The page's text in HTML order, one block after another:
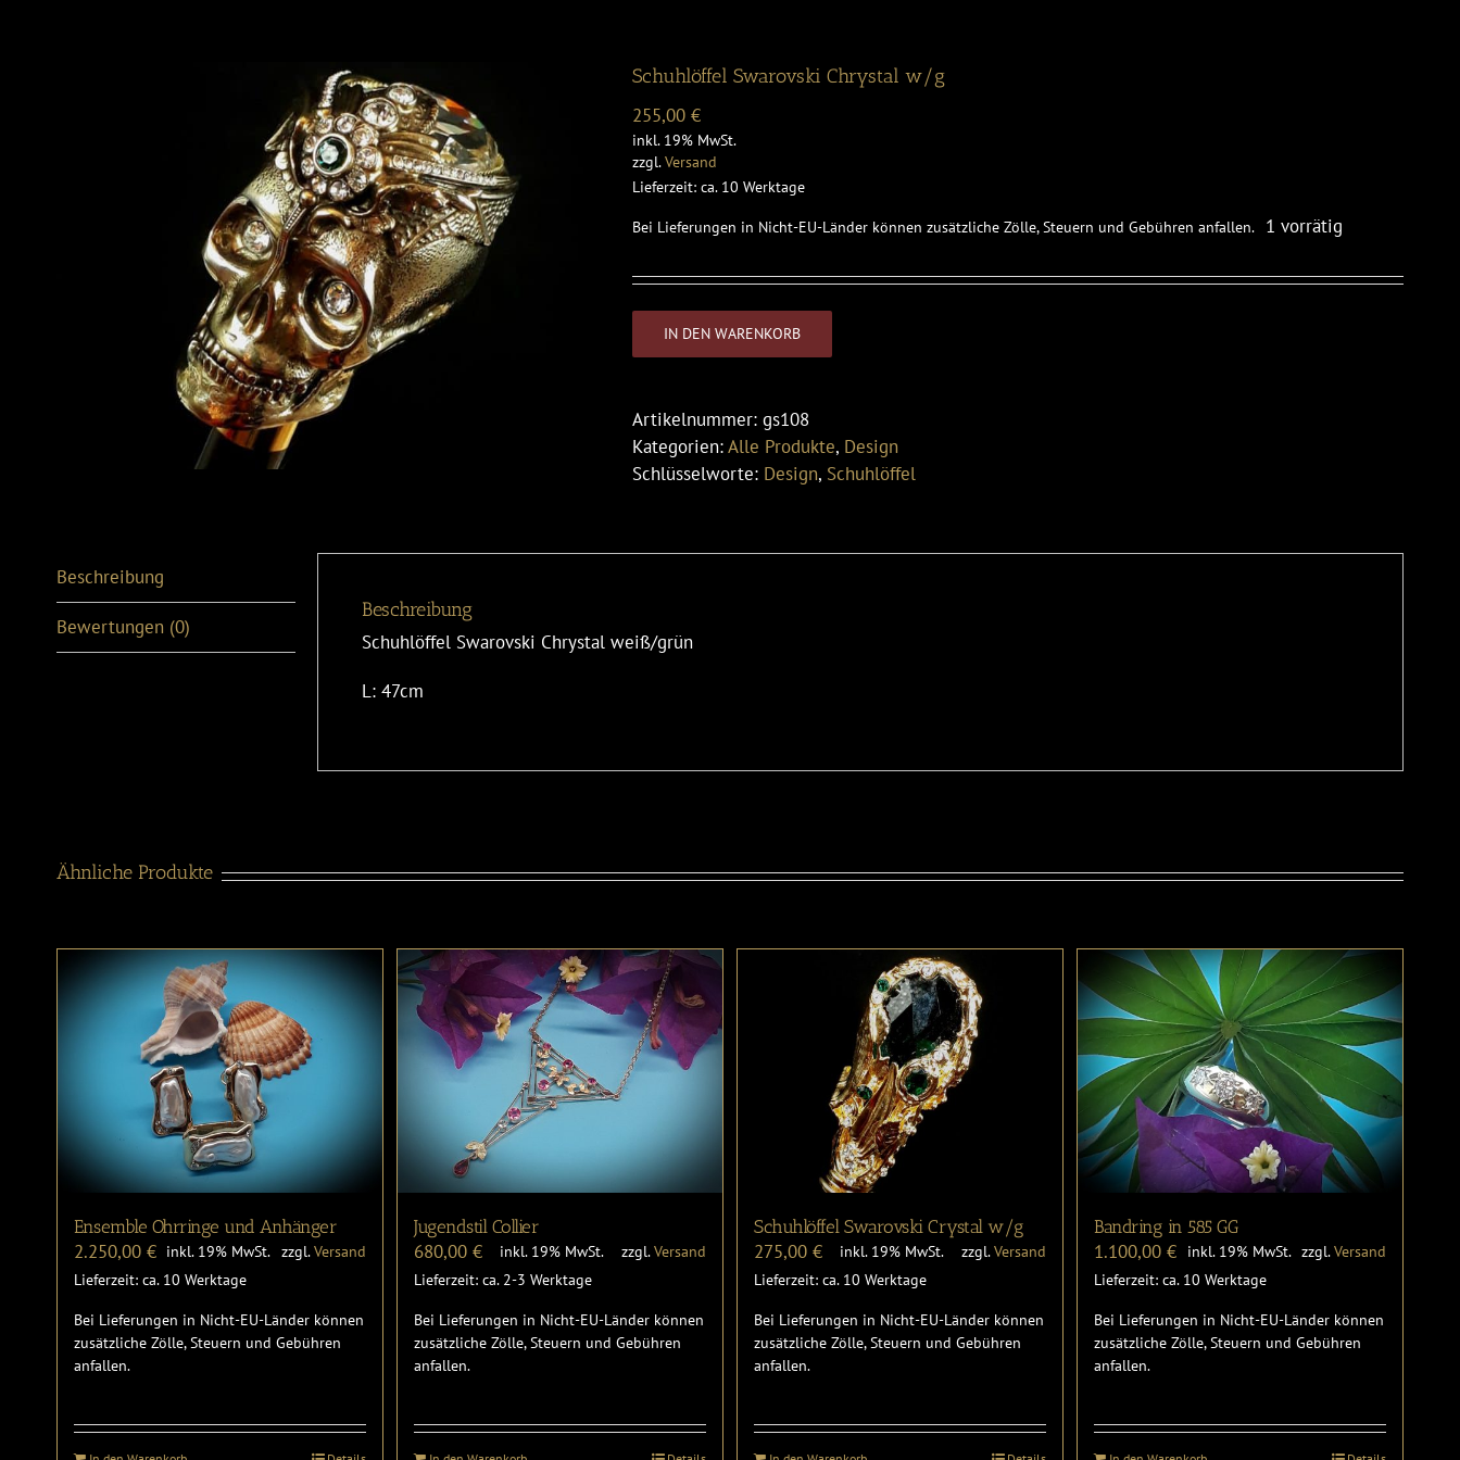
Schuhlöffel Swarovski Chrystal w/g
255,00 €
inkl. 19% MwSt.
zzgl.Versand
Lieferzeit: ca. 10 Werktage
Bei Lieferungen in Nicht-EU-Länder können zusätzliche Zölle, Steuern und Gebühren anfallen. 1 vorrätig
IN DEN WARENKORB
Artikelnummer: gs108
Kategorien:Alle Produkte, Design
Schlüsselworte: Design, Schuhlöffel
Beschreibung
Bewertungen (0)
Beschreibung
Schuhlöffel Swarovski Chrystal weiß/grün
L: 47cm
Ähnliche Produkte
Ensemble Ohrringe und Anhänger
2.250,00 € inkl. 19% MwSt. zzgl.Versand
Lieferzeit: ca. 10 Werktage
Bei Lieferungen in Nicht-EU-Länder können
zusätzliche Zölle, Steuern und Gebühren
anfallen.
Jugendstil Collier
680,00€ inkl. 19% MwSt. zzgl.Versand
Lieferzeit: ca. 2-3 Werktage
Bei Lieferungen in Nicht-EU-Länder können
zusätzliche Zölle, Steuern und Gebühren
anfallen.
Schuhlöffel Swarovski Crystal w/g
275,00€ inkl. 19% MwSt. zzgl.Versand
Lieferzeit: ca. 10 Werktage
Bei Lieferungen in Nicht-EU-Länder können
zusätzliche Zölle, Steuern und Gebühren
anfallen.
Bandring in 585 GG
1.100,00€ inkl. 19% MwSt. zzgl.Versand
Lieferzeit: ca. 10 Werktage
Bei Lieferungen in Nicht-EU-Länder können
zusätzliche Zölle, Steuern und Gebühren
anfallen.